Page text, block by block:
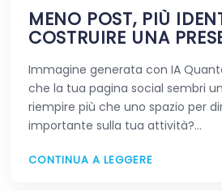
MENO POST, PIÙ
COSTRUIRE UNA
Immagine generata con IA
che la tua pagina social sembri
riempire più che uno spazio per
importante sulla tua attività?…
CONTINUA A LEGGERE